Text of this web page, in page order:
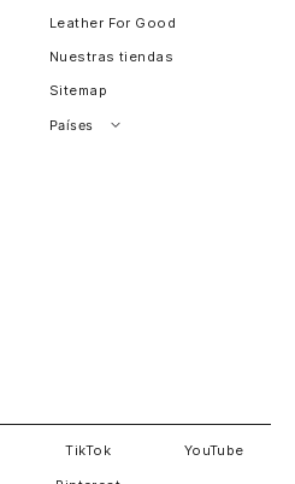
Leather For Good
Nuestras tiendas
Sitemap
Países
TikTok YouTube